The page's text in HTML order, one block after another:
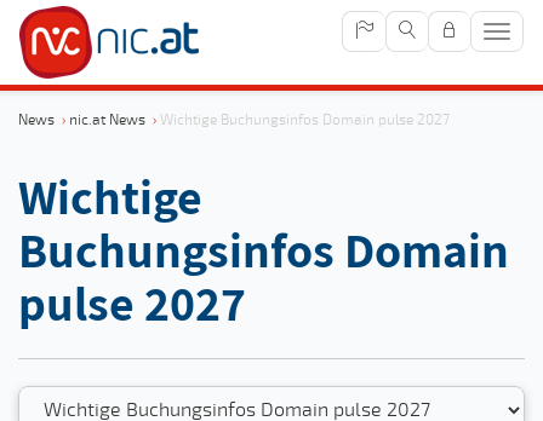
News › nic.at News › Wichtige Buchungsinfos Domain pulse 2027
Wichtige
Buchungsinfos Domain
pulse 2027